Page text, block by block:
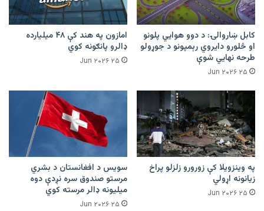
کابل ښاروالۍ: د دوو هوايي پلونو
او څلورو دایروي رېمپونو د جوړولو
طرحه نهایي شوې
۲۵ Jun ۲۰۲۶
امازون په هند کې ۴۸ میلیارده
ډالرو پانګونه کوي
۲۵ Jun ۲۰۲۶
په وینزویلا کې زورورو زلزلو پراخ
زیانونه اړولي
۲۵ Jun ۲۰۲۶
سویس د افغانستان د بشري
مرستو صندوق سره نږدې دوه
میلیونه ډالر مرسته کوي
۲۵ Jun ۲۰۲۶